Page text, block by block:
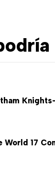
World 17